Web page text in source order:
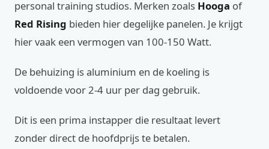
personal training studios. Merken zoals Hooga of
Red Rising bieden hier degelijke panelen. Je krijgt
hier vaak een vermogen van 100-150 Watt.
De behuizing is aluminium en de koeling is
voldoende voor 2-4 uur per dag gebruik.
Dit is een prima instapper die resultaat levert
zonder direct de hoofdprijs te betalen.